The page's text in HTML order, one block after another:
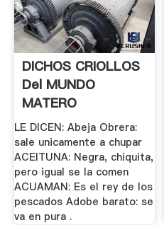
DICHOS CRIOLLOS
Del MUNDO
MATERO
LE DICEN: Abeja Obrera:
sale unicamente a chupar
ACEITUNA: Negra, chiquita,
pero igual se la comen
ACUAMAN: Es el rey de los
pescados Adobe barato: se
va en pura .